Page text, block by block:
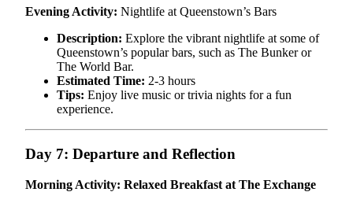
Evening Activity: Nightlife at Queenstown’s Bars
Description: Explore the vibrant nightlife at some of
Queenstown’s popular bars, such as The Bunker or
The World Bar.
Estimated Time: 2-3 hours
Tips: Enjoy live music or trivia nights for a fun
experience.
Day 7: Departure and Reflection
Morning Activity: Relaxed Breakfast at The Exchange